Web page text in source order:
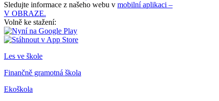
Sledujte informace z našeho webu v mobilní aplikaci –
V OBRAZE.
Volně ke stažení:
Les ve škole
Finančně gramotná škola
Ekoškola